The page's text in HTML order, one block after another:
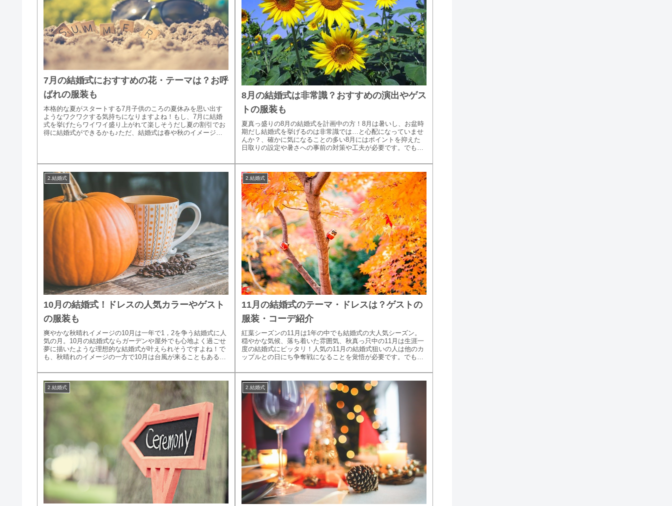
7月の結婚式におすすめの花・テーマは？お呼
ばれの服装も
本格的な夏がスタートする7月子供のころの夏休みを思い出す
ようなワクワクする気持ちになりますよね！もし、7月に結婚
式を挙げたらワイワイ盛り上がれて楽しそうだし夏の割引でお
得に結婚式ができるかも♪ただ、結婚式は春や秋のイメージが
8月の結婚式は非常識？おすすめの演出やゲス
トの服装も
夏真っ盛りの8月の結婚式を計画中の方！8月は暑いし、お盆時
期だし結婚式を挙げるのは非常識では…と心配になっていませ
んか？、確かに気になることの多い8月にはポイントを抑えた
日取りの設定や暑さへの事前の対策や工夫が必要です。でも、
2.結婚式
10月の結婚式！ドレスの人気カラーやゲスト
の服装も
爽やかな秋晴れイメージの10月は一年で1，2を争う結婚式に人
気の月。10月の結婚式ならガーデンや屋外でも心地よく過ごせ
夢に描いたような理想的な結婚式が叶えられそうですよね！で
も、秋晴れのイメージの一方で10月は台風が来ることもあるの
2.結婚式
11月の結婚式のテーマ・ドレスは？ゲストの
服装・コーデ紹介
紅葉シーズンの11月は1年の中でも結婚式の大人気シーズン。
穏やかな気候、落ち着いた雰囲気、秋真っ只中の11月は生涯一
度の結婚式にピッタリ！人気の11月の結婚式狙いの人は他のカ
ップルとの日にち争奪戦になることを覚悟が必要です。でも11
2.結婚式 2.結婚式